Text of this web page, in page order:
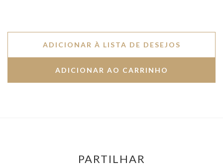
ADICIONAR À LISTA DE DESEJOS
PARTILHAR